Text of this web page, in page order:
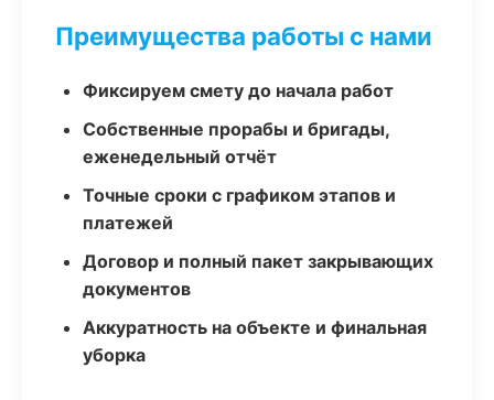
Преимущества работы с нами
Фиксируем смету до начала работ
Собственные прорабы и бригады,
еженедельный отчёт
Точные сроки с графиком этапов и
платежей
Договор и полный пакет закрывающих
документов
Аккуратность на объекте и финальная
уборка